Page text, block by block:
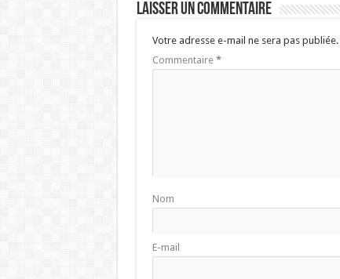
Laisser un commentaire
Votre adresse e-mail ne sera pas publiée.
Commentaire *
Nom
E-mail